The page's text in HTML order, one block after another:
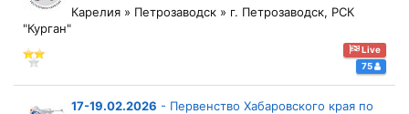
Карелия » Петрозаводск » г. Петрозаводск, РСК
"Курган"
Live
75
17-19.02.2026 - Первенство Хабаровского края по